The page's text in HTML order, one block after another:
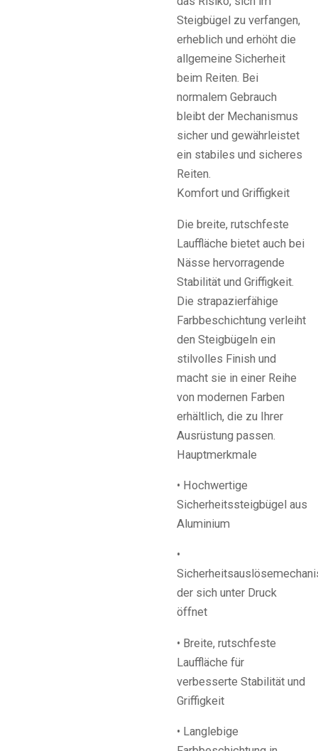
Steigbügel zu verfangen,
erheblich und erhöht die
allgemeine Sicherheit
beim Reiten. Bei
normalem Gebrauch
bleibt der Mechanismus
sicher und gewährleistet
ein stabiles und sicheres
Reiten.
Komfort und Griffigkeit
Die breite, rutschfeste
Lauffläche bietet auch bei
Nässe hervorragende
Stabilität und Griffigkeit.
Die strapazierfähige
Farbbeschichtung verleiht
den Steigbügeln ein
stilvolles Finish und
macht sie in einer Reihe
von modernen Farben
erhältlich, die zu Ihrer
Ausrüstung passen.
Hauptmerkmale
• Hochwertige
Sicherheitssteigbügel aus
Aluminium
•
der sich unter Druck
öffnet
• Breite, rutschfeste
Lauffläche für
verbesserte Stabilität und
Griffigkeit
• Langlebige